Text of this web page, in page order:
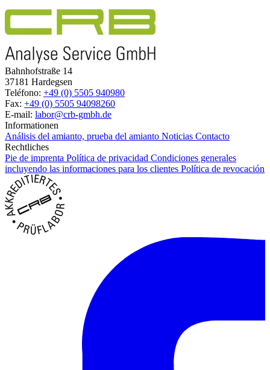
Bahnhofstraße 14
37181 Hardegsen
Teléfono: +49 (0) 5505 940980
Fax: +49 (0) 5505 94098260
E-mail: labor@crb-gmbh.de
Informationen
Análisis del amianto, prueba del amianto Noticias Contacto
Rechtliches
Pie de imprenta Política de privacidad Condiciones generales
incluyendo las informaciones para los clientes Política de revocación